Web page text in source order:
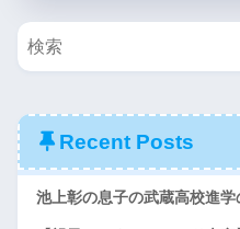
Recent Posts
池上彰の息子の武蔵高校進